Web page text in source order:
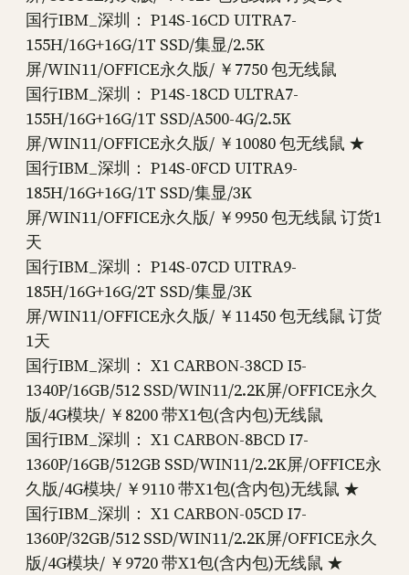
国行IBM_深圳： P14S-16CD UITRA7-
155H/16G+16G/1T SSD/集显/2.5K
屏/WIN11/OFFICE永久版/ ￥7750 包无线鼠
国行IBM_深圳： P14S-18CD ULTRA7-
155H/16G+16G/1T SSD/A500-4G/2.5K
屏/WIN11/OFFICE永久版/ ￥10080 包无线鼠 ★
国行IBM_深圳： P14S-0FCD UITRA9-
185H/16G+16G/1T SSD/集显/3K
屏/WIN11/OFFICE永久版/ ￥9950 包无线鼠 订货1
天
国行IBM_深圳： P14S-07CD UITRA9-
185H/16G+16G/2T SSD/集显/3K
屏/WIN11/OFFICE永久版/ ￥11450 包无线鼠 订货
1天
国行IBM_深圳： X1 CARBON-38CD I5-
1340P/16GB/512 SSD/WIN11/2.2K屏/OFFICE永久
版/4G模块/ ￥8200 带X1包(含内包)无线鼠
国行IBM_深圳： X1 CARBON-8BCD I7-
1360P/16GB/512GB SSD/WIN11/2.2K屏/OFFICE永
久版/4G模块/ ￥9110 带X1包(含内包)无线鼠 ★
国行IBM_深圳： X1 CARBON-05CD I7-
1360P/32GB/512 SSD/WIN11/2.2K屏/OFFICE永久
版/4G模块/ ￥9720 带X1包(含内包)无线鼠 ★